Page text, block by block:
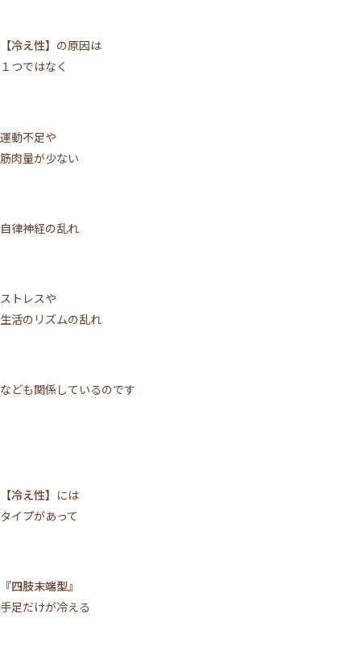
【冷え性】 の原因は
１つではなく
運動不足や
筋肉量が少ない
自律神経の乱れ
ストレスや
生活のリズムの乱れ
なども関係しているのです
【冷え性】 には
タイプがあって
『四肢末端型』
手足だけが冷える